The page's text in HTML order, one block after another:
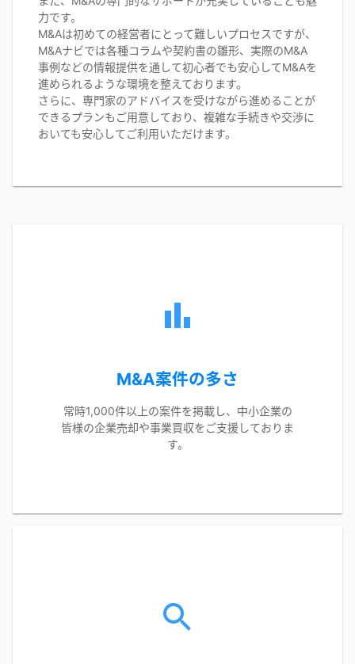
力です。
M&Aは初めての経営者にとって難しいプロセスですが、
M&Aナビでは各種コラムや契約書の雛形、実際のM&A
事例などの情報提供を通して初心者でも安心してM&Aを
進められるような環境を整えております。
さらに、専門家のアドバイスを受けながら進めることが
できるプランもご用意しており、複雑な手続きや交渉に
おいても安心してご利用いただけます。
M&A案件の多さ
常時1,000件以上の案件を掲載し、中小企業の
皆様の企業売却や事業買収をご支援しておりま
す。